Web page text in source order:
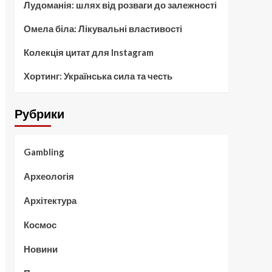
Лудоманія: шлях від розваги до залежності
Омела біла: Лікувальні властивості
Колекція цитат для Instagram
Хортинг: Українська сила та честь
Рубрики
Gambling
Археологія
Архітектура
Космос
Новини